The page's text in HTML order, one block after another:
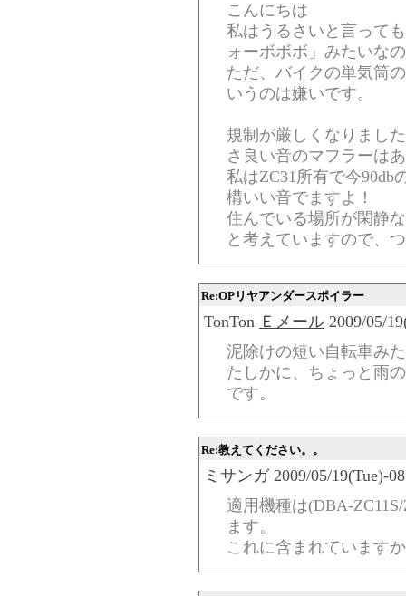
こんにちは
私はうるさいと言って
ォーボボボ」みたいな
ただ、バイクの単気筒
いうのは嫌いです。
規制が厳しくなりまし
さ良い音のマフラーは
私はZC31所有で今90db
構いい音でますよ！
住んでいる場所が閑静
と考えていますので、
Re:OPリヤアンダースポイラー
TonTon Ｅメール 2009/05/
泥除けの短い自転車み
たしかに、ちょっと雨
です。
Re:教えてください。。
ミサンガ 2009/05/19(Tue)-
適用機種は(DBA-
ます。
これに含まれています